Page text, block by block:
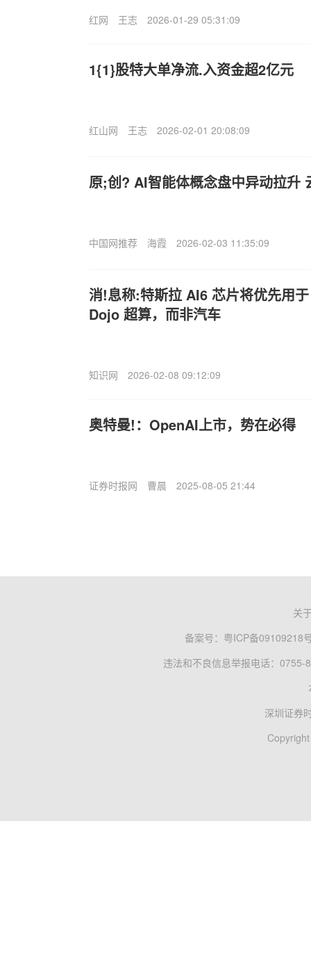
红网 王志 2026-01-29 05:31:09
1{1}股特大单净流.入资金超2亿元
红山网 王志 2026-02-01 20:08:09
原;创? AI智能体概念盘中异动拉升
中国网推荐 海霞 2026-02-03 11:35:09
消!息称:特斯拉 AI6 芯片将优先用
Dojo 超算，而非汽车
知识网 2026-02-08 09:12:09
奥特曼!：OpenAI上市，势在必得
证券时报网 曹晨 2025-08-05 21:44
关
备案号： 粤ICP备09109218
违法和不良信息举报电话：0755-
深圳证券